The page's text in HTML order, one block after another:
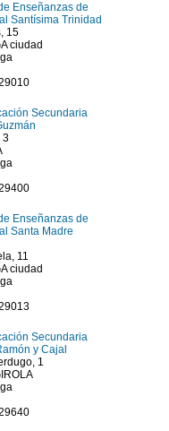
Enseñanzas de
Santísima Trinidad
15
ciudad
Secundaria
3
Enseñanzas de
Santa Madre
11
ciudad
Secundaria
y Cajal
1